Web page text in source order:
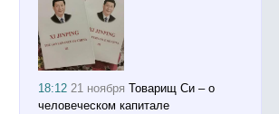
18:1221 ноября Товарищ Си – о
человеческом капитале